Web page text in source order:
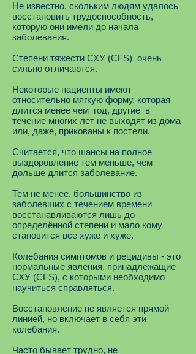
Не известно, скольким людям удалось
восстановить трудоспособность,
которую они имели до начала
заболевания.
Степени тяжести СХУ (CFS) очень
сильно отличаются.
Некоторые пациенты имеют
относительно мягкую форму, которая
длится менее чем год, другие в
течение многих лет не выходят из дома
или, даже, прикованы к постели.
Считается, что шансы на полное
выздоровление тем меньше, чем
дольше длится заболевание.
Тем не менее, большинство из
заболевших с течением времени
восстанавливаются лишь до
определённой степени и мало кому
становится все хуже и хуже.
Колебания симптомов и рецидивы - это
нормальные явления, принадлежащие
СХУ (CFS), с которыми необходимо
научиться справляться.
Восстановление не является прямой
линией, но включает в себя эти
колебания.
Часто бывает трудно, не